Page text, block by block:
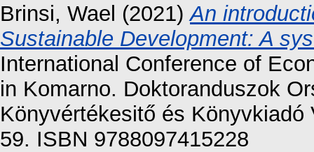
Brinsi, Wael (2021)An
Sustainable Development: A
International Conference of
in Komarno. Doktoranduszok
Könyvértékesitő és
59. ISBN 9788097415228